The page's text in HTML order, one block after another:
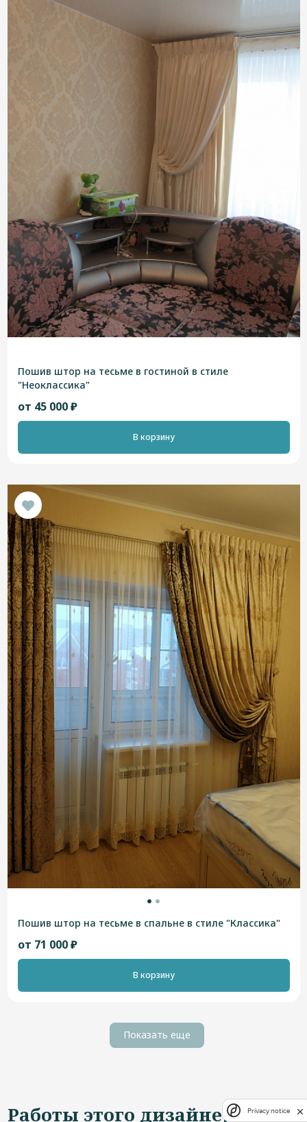
Пошив штор на тесьме в гостиной в стиле
"Неоклассика"
от 45 000 ₽
В корзину
Пошив штор на тесьме в спальне в стиле "Классика"
от 71 000 ₽
В корзину
Показать еще
Работы этого дизайнера Privacy notice